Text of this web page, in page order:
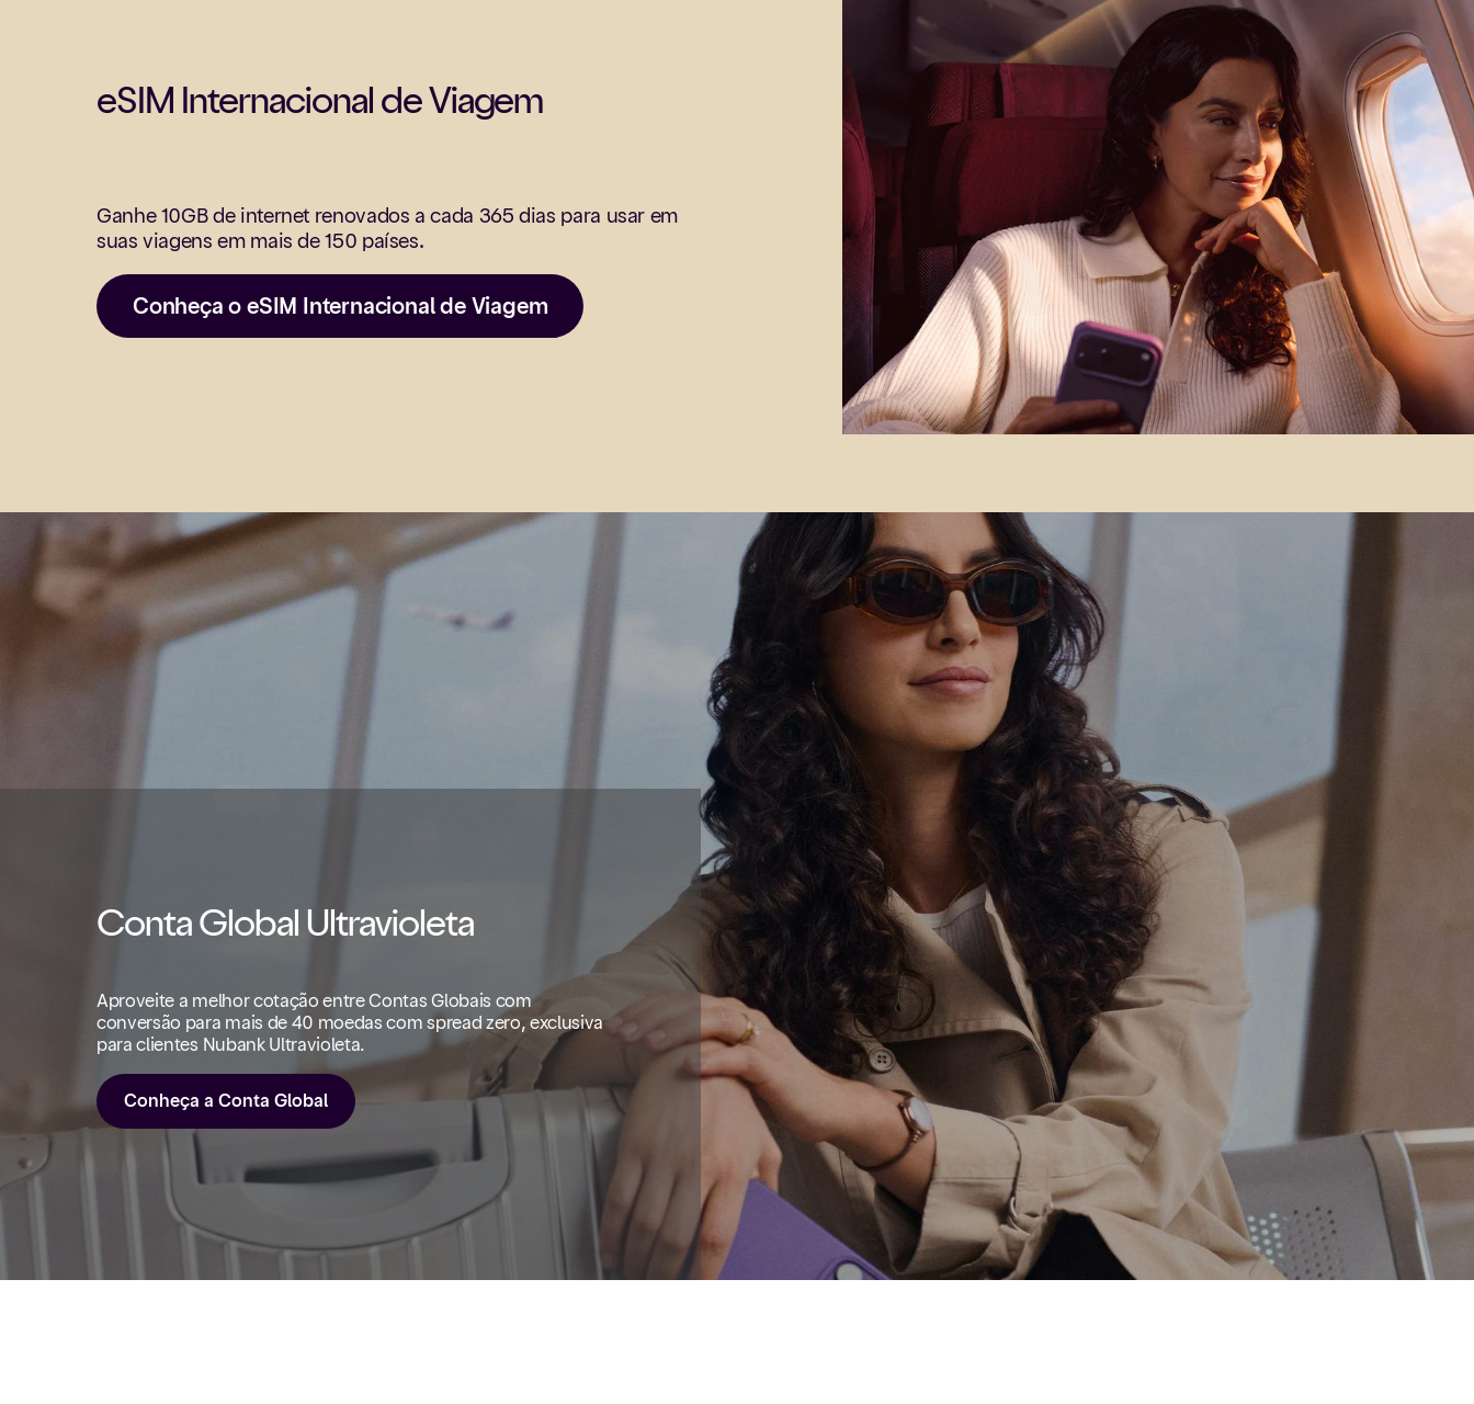
eSIM Internacional de Viagem
Ganhe 10GB de internet renovados a cada 365 dias para usar em
suas viagens em mais de 150 países.
Conheça o eSIM Internacional de Viagem
Conta Global Ultravioleta
Aproveite a melhor cotação entre Contas Globais com
conversão para mais de 40 moedas com spread zero, exclusiva
para clientes Nubank Ultravioleta.
Conheça a Conta Global